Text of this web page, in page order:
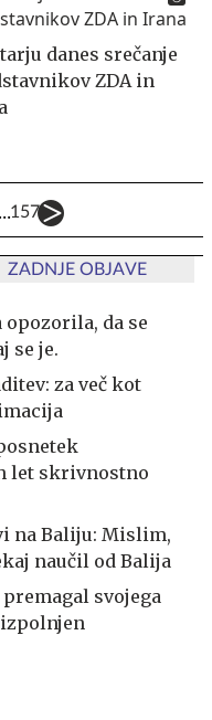
danes srečanje
ZDA in
...157
ZADNJE OBJAVE
opozorila, da se
se je.
za več kot
let skrivnostno
na Baliju: Mislim,
naučil od Balija
svojega